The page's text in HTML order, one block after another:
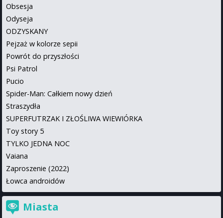
Obsesja
Odyseja
ODZYSKANY
Pejzaż w kolorze sepii
Powrót do przyszłości
Psi Patrol
Pucio
Spider-Man: Całkiem nowy dzień
Straszydła
SUPERFUTRZAK I ZŁOŚLIWA WIEWIÓRKA
Toy story 5
TYLKO JEDNA NOC
Vaiana
Zaproszenie (2022)
Łowca androidów
Miasta